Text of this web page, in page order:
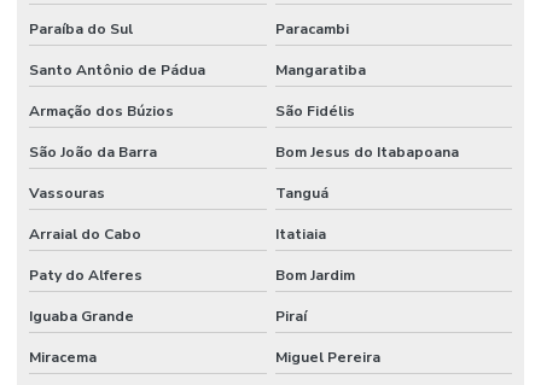
Projeto de sistema de combate a incêndio
Projeto de sprinkler
Projeto técnico corpo de bombeiros
Projeto de terraplanagem valor
Projeto de terraplenagem
Projeto de tubulação industrial
Projetos de prevenção de incêndio
Reuso de água industrial
Paraíba do Sul Paracambi
Santo Antônio de Pádua Mangaratiba
Armação dos Búzios São Fidélis
São João da Barra Bom Jesus do Itabapoana
Vassouras Tanguá
Arraial do Cabo Itatiaia
Paty do Alferes Bom Jardim
Iguaba Grande Piraí
Miracema Miguel Pereira